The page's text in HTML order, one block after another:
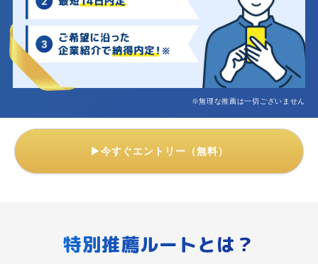
※無理な推薦は一切ございません
▶今すぐエントリー（無料）
特別推薦ルートとは？